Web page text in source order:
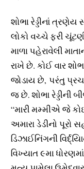
શોભા રેડ્ડીનાં
લોકો વચ્ચે ફરી
માળા પહેરાવેલી
રાખે છે. કોઈ વાર
જોડાય છે, પરંતુ
જ છે. શોભા રેડ્ડીની
“મારી મમ્મીએ જે
અમારા ડેડીનો પૂરો
ડિઝાઈનિંગની
વિખ્યાત ૯મા